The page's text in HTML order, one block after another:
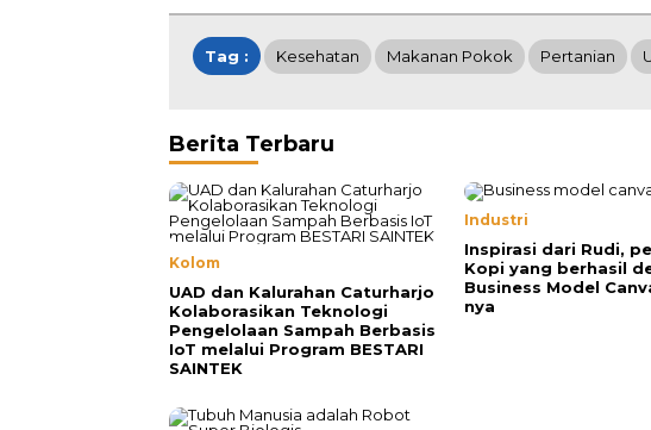
Tag : Kesehatan Makanan Pokok Pertanian
Berita Terbaru
Kolom
UAD dan Kalurahan Caturharjo
Kolaborasikan Teknologi
Pengelolaan Sampah Berbasis
IoT melalui Program BESTARI
SAINTEK
Industri
Inspirasi dari Rudi,
Kopi yang berhasil
Business Model
nya